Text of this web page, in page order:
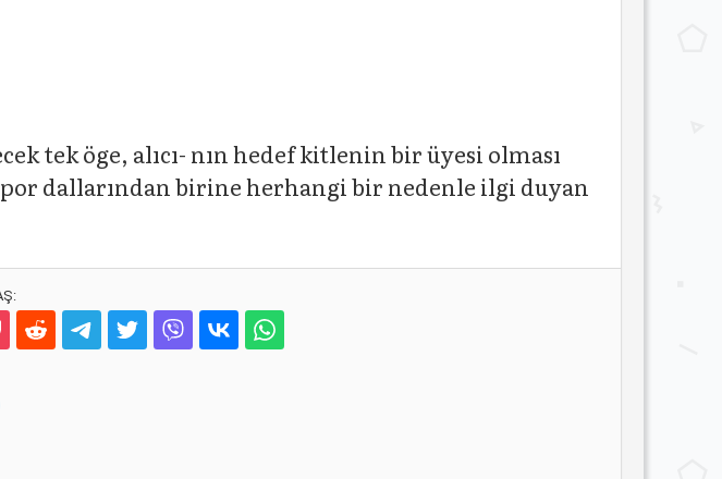
tek öge, alıcı- nın hedef kitlenin bir üyesi olması
dallarından birine herhangi bir nedenle ilgi duyan